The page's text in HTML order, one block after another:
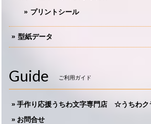
プリントシール
型紙データ
Guide ご利用ガイド
手作り応援うちわ文字専門店 ☆うちわク
お問合せ